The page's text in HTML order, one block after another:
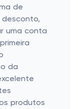
de
uma conta
da
produtos